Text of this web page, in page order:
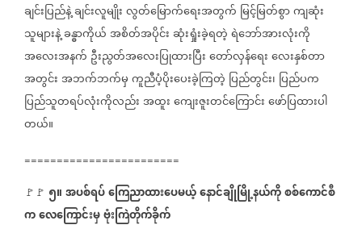
ချင်းပြည်နဲ့ချင်းလူမျိုးလွတ်မြောက်ရေးအတွက် မြင့်မြတ်စွာကျဆုံး
သူများနဲ့ခန္ဓာကိုယ်အစိတ်အပိုင်းဆုံးရှုံးခဲ့ရတဲ့ရဲဘော်အားလုံးကို
အလေးအနက် ဦးညွတ်အလေးပြုထားပြီးတော်လှန်ရေးလေးနှစ်တာ
အတွင်းအဘက်ဘက်မှကူညီပံ့ပိုးပေးခဲ့ကြတဲ့ ပြည်တွင်း၊ ပြည်ပက
ပြည်သူတရပ်လုံးကိုလည်းအထူးကျေးဇူးတင်ကြောင်းဖော်ပြထားပါ
တယ်။
========================
🚩🚩 ၅။အပစ်ရပ်ကြေညာထားပေမယ့်နောင်ချိုမြို့နယ်ကိုစစ်ကောင်စီ
ကလေကြောင်းမှဗုံးကြဲတိုက်ခိုက်